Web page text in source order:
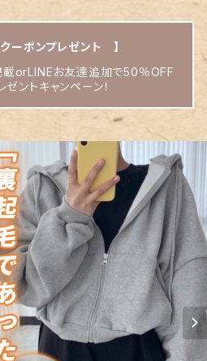
ーポンプレゼント 】
載orLINEお友達追加で50％OFF
ゼントキャンペーン！